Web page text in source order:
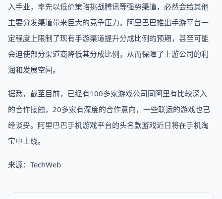
入手业，率先以低价策略挑战腾讯等强势渠道，必然会给其他
主要分发渠道带来巨大的竞争压力。阿里巴巴推出手游平台一
定程度上限制了现有手游渠道提升分成比例的预期，甚至可能
会迫使部分渠道商降低其分成比例，从而保障了上游公司的利
润和发展空间。
据悉，截至目前，已经有100多家游戏公司同阿里有比较深入
的合作接触，20多家有深度的合作意向，一些联运的游戏也已
经谈妥。阿里巴巴手机游戏平台的头名款游戏近日将在手机淘
宝中上线。
来源：TechWeb